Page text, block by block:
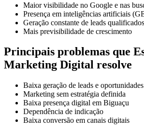
Maior visibilidade no Google e nas
Presença em inteligências artificiais
Geração constante de leads qualificados
Mais previsibilidade de crescimento
Principais problemas que
Marketing Digital resolve
Baixa geração de leads e oportunidades
Marketing sem estratégia definida
Baixa presença digital em Biguaçu
Dependência de indicação
Baixa conversão em canais digitais